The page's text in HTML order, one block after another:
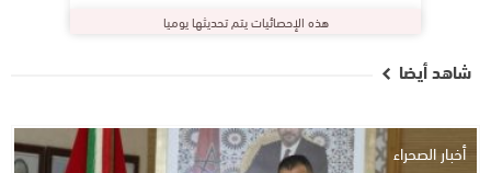
هذه الإحصائيات يتم تحديثها يوميا
شاهد أيضا
أخبار الصحراء